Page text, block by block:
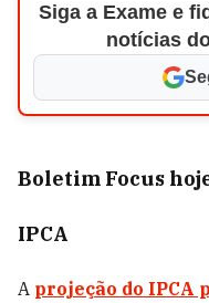
Siga a Exame e
notícias
Boletim Focus
IPCA
A projeção do IPCA